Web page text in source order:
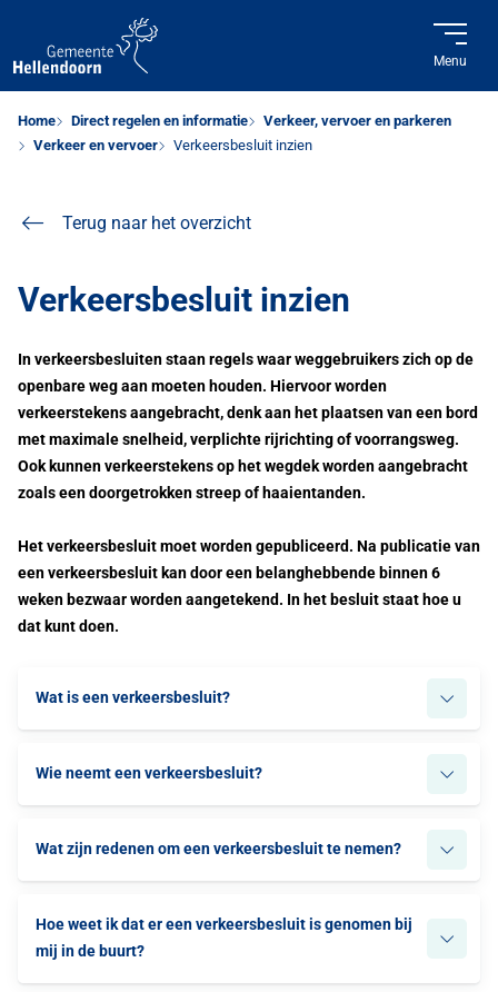
Menu
Home Direct regelen en informatie
Verkeer, vervoer en parkeren
Verkeer en vervoer
Verkeersbesluit inzien
Terug naar het overzicht
Verkeersbesluit inzien
In verkeersbesluiten staan regels waar weggebruikers zich op de
openbare weg aan moeten houden. Hiervoor worden
verkeerstekens aangebracht, denk aan het plaatsen van een bord
met maximale snelheid, verplichte rijrichting of voorrangsweg.
Ook kunnen verkeerstekens op het wegdek worden aangebracht
zoals een doorgetrokken streep of haaientanden.
Het verkeersbesluit moet worden gepubliceerd. Na publicatie van
een verkeersbesluit kan door een belanghebbende binnen 6
weken bezwaar worden aangetekend. In het besluit staat hoe u
dat kunt doen.
Wat is een verkeersbesluit?
Wie neemt een verkeersbesluit?
Wat zijn redenen om een verkeersbesluit te nemen?
Hoe weet ik dat er een verkeersbesluit is genomen bij
mij in de buurt?